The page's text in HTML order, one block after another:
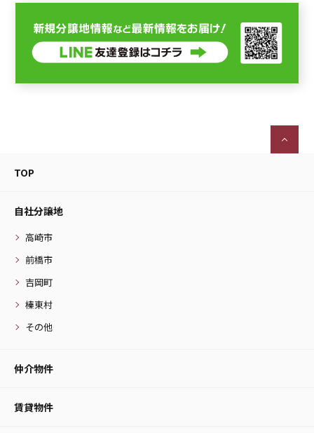
TOP
自社分譲地
高崎市
前橋市
吉岡町
榛東村
その他
仲介物件
賃貸物件